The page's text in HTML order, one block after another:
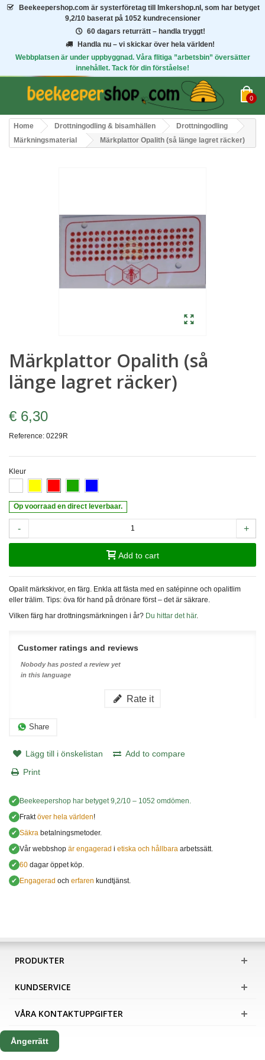
Beekeepershop.com är systerföretag till Imkershop.nl, som har betyget
9,2/10 baserat på 1052 kundrecensioner
60 dagars returrätt – handla tryggt!
Handla nu – vi skickar över hela världen!
Webbplatsen är under uppbyggnad. Våra flitiga ”arbetsbin” översätter
innehållet. Tack för din förståelse!
0
Home Drottningodling & bisamhällen
Drottningodling
Märkningsmaterial
Märkplattor Opalith (så länge lagret räcker)
Märkplattor Opalith (så
länge lagret räcker)
€ 6,30
Reference: 0229R
Kleur
Op voorraad en direct leverbaar.
- +
Add to cart
Opalit märkskivor, en färg. Enkla att fästa med en satépinne och opalitlim
eller trälim. Tips: öva för hand på drönare först – det är säkrare.
Vilken färg har drottningsmärkningen i år? Du hittar det här.
Customer ratings and reviews
Nobody has posted a review yet
in this language
Rate it
Share
Lägg till i önskelistan
Add to compare
Print
✔ Beekeepershop har betyget 9,2/10 – 1052 omdömen.
✔ Fraktöver hela världen!
✔ Säkra betalningsmetoder.
✔ Vår webbshop är engagerad i etiska och hållbara arbetssätt.
✔ 60 dagar öppet köp.
✔ Engagerad och erfaren kundtjänst.
PRODUKTER
KUNDSERVICE
VÅRA KONTAKTUPPGIFTER
Ångerrätt